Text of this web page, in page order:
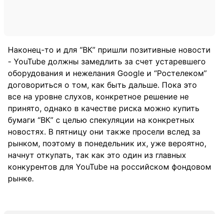
Наконец-то и для “ВК” пришли позитивные новости
- YouTube должны замедлить за счет устаревшего
оборудования и нежелания Google и “Ростелеком”
договориться о том, как быть дальше. Пока это
все на уровне слухов, конкретное решение не
принято, однако в качестве риска можно купить
бумаги “ВК” с целью спекуляции на конкретных
новостях. В пятницу они также просели вслед за
рынком, поэтому в понедельник их, уже вероятно,
начнут откупать, так как это один из главных
конкурентов для YouTube на российском фондовом
рынке.